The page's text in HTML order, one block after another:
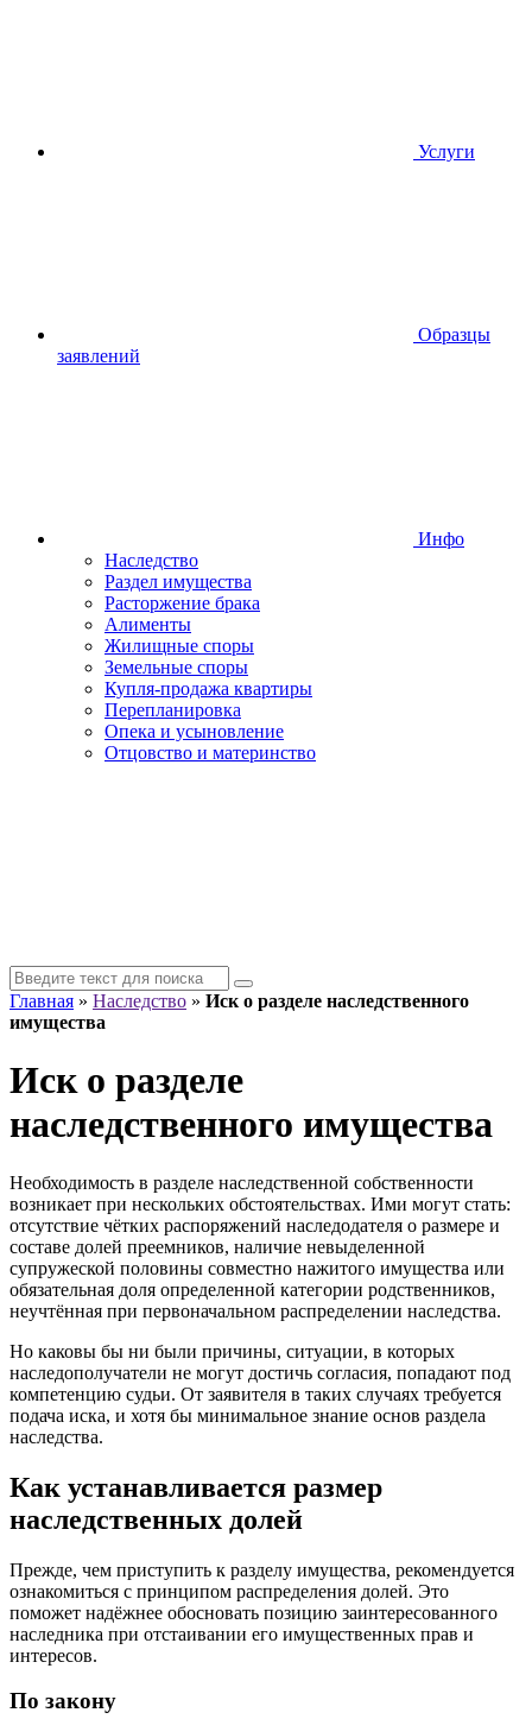
Услуги
Образцы
заявлений
Инфо
Наследство
Раздел имущества
Расторжение брака
Алименты
Жилищные споры
Земельные споры
Купля-продажа квартиры
Перепланировка
Опека и усыновление
Отцовство и материнство
Главная » Наследство » Иск о разделе наследственного
имущества
Иск о разделе
наследственного имущества
Необходимость в разделе наследственной собственности
возникает при нескольких обстоятельствах. Ими могут стать:
отсутствие чётких распоряжений наследодателя о размере и
составе долей преемников, наличие невыделенной
супружеской половины совместно нажитого имущества или
обязательная доля определенной категории родственников,
неучтённая при первоначальном распределении наследства.
Но каковы бы ни были причины, ситуации, в которых
наследополучатели не могут достичь согласия, попадают под
компетенцию судьи. От заявителя в таких случаях требуется
подача иска, и хотя бы минимальное знание основ раздела
наследства.
Как устанавливается размер
наследственных долей
Прежде, чем приступить к разделу имущества, рекомендуется
ознакомиться с принципом распределения долей. Это
поможет надёжнее обосновать позицию заинтересованного
наследника при отстаивании его имущественных прав и
интересов.
По закону